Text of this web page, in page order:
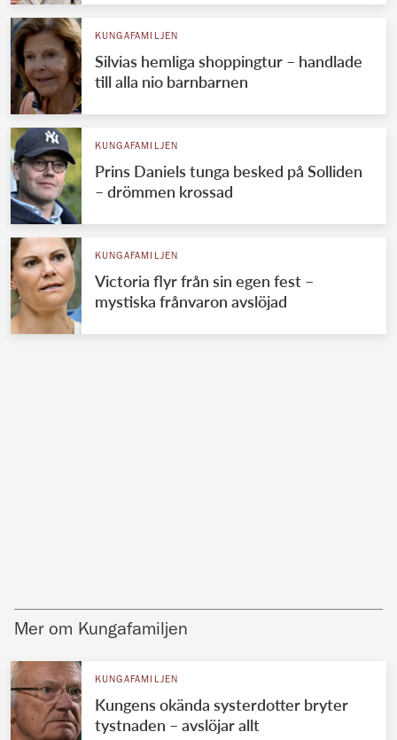
KUNGAFAMILJEN
Silvias hemliga shoppingtur – handlade
till alla nio barnbarnen
KUNGAFAMILJEN
Prins Daniels tunga besked på Solliden
– drömmen krossad
KUNGAFAMILJEN
Victoria flyr från sin egen fest –
mystiska frånvaron avslöjad
Mer om Kungafamiljen
KUNGAFAMILJEN
Kungens okända systerdotter bryter
tystnaden – avslöjar allt